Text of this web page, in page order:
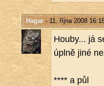
Hagar- 11. října 2008
Houby... já
úplně jiné
**** a půl